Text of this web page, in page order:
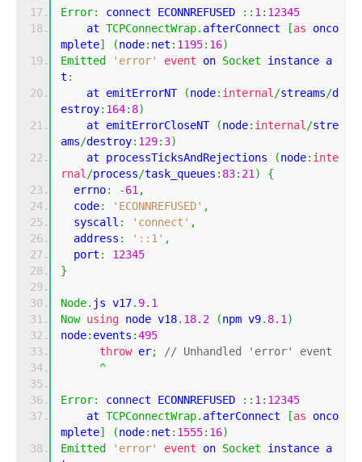
Error: connect ECONNREFUSED :: 1 : 12345
    at
TCPConnectWrap. afterConnect [as onco
mplete] (node: net : 1195: 16)
Emitted
'error' event on Socket instance a
t :
    at emitErrorNT
(node: internal /streams/d
estroy: 164: 8)
    at emitErrorCloseNT
(node: internal /stre
ams/destroy: 129: 3)
    at processTicksAndRejections
(node: inte
rnal /process/task_queues : 83: 21 )
{
  errno
: -61 ,
  code
: 'ECONNREFUSED' ,
  syscall
: 'connect' ,
  address
: '::1' ,
  port
:
12345
}
Node. js v17. 9.1
Now using node v18. 18.2 (npm v9. 8.1 )
node: events :495
throw er;
// Unhandled 'error' event
^
Error: connect ECONNREFUSED :: 1 : 12345
    at
TCPConnectWrap. afterConnect [as onco
mplete] (node: net : 1555: 16)
Emitted
'error' event on Socket instance a